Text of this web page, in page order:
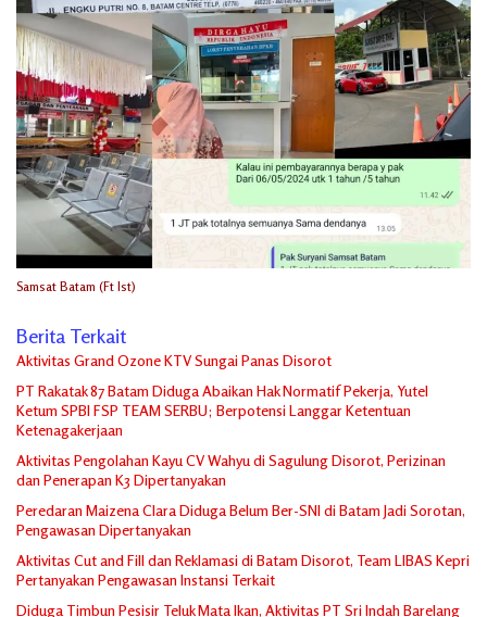
Samsat Batam (Ft Ist)
Berita Terkait
Aktivitas Grand Ozone KTV Sungai Panas Disorot
PT Rakatak 87 Batam Diduga Abaikan Hak Normatif Pekerja, Yutel
Ketum SPBI FSP TEAM SERBU; Berpotensi Langgar Ketentuan
Ketenagakerjaan
Aktivitas Pengolahan Kayu CV Wahyu di Sagulung Disorot, Perizinan
dan Penerapan K3 Dipertanyakan
Peredaran Maizena Clara Diduga Belum Ber-SNI di Batam Jadi Sorotan,
Pengawasan Dipertanyakan
Aktivitas Cut and Fill dan Reklamasi di Batam Disorot, Team LIBAS Kepri
Pertanyakan Pengawasan Instansi Terkait
Diduga Timbun Pesisir Teluk Mata Ikan, Aktivitas PT Sri Indah Barelang